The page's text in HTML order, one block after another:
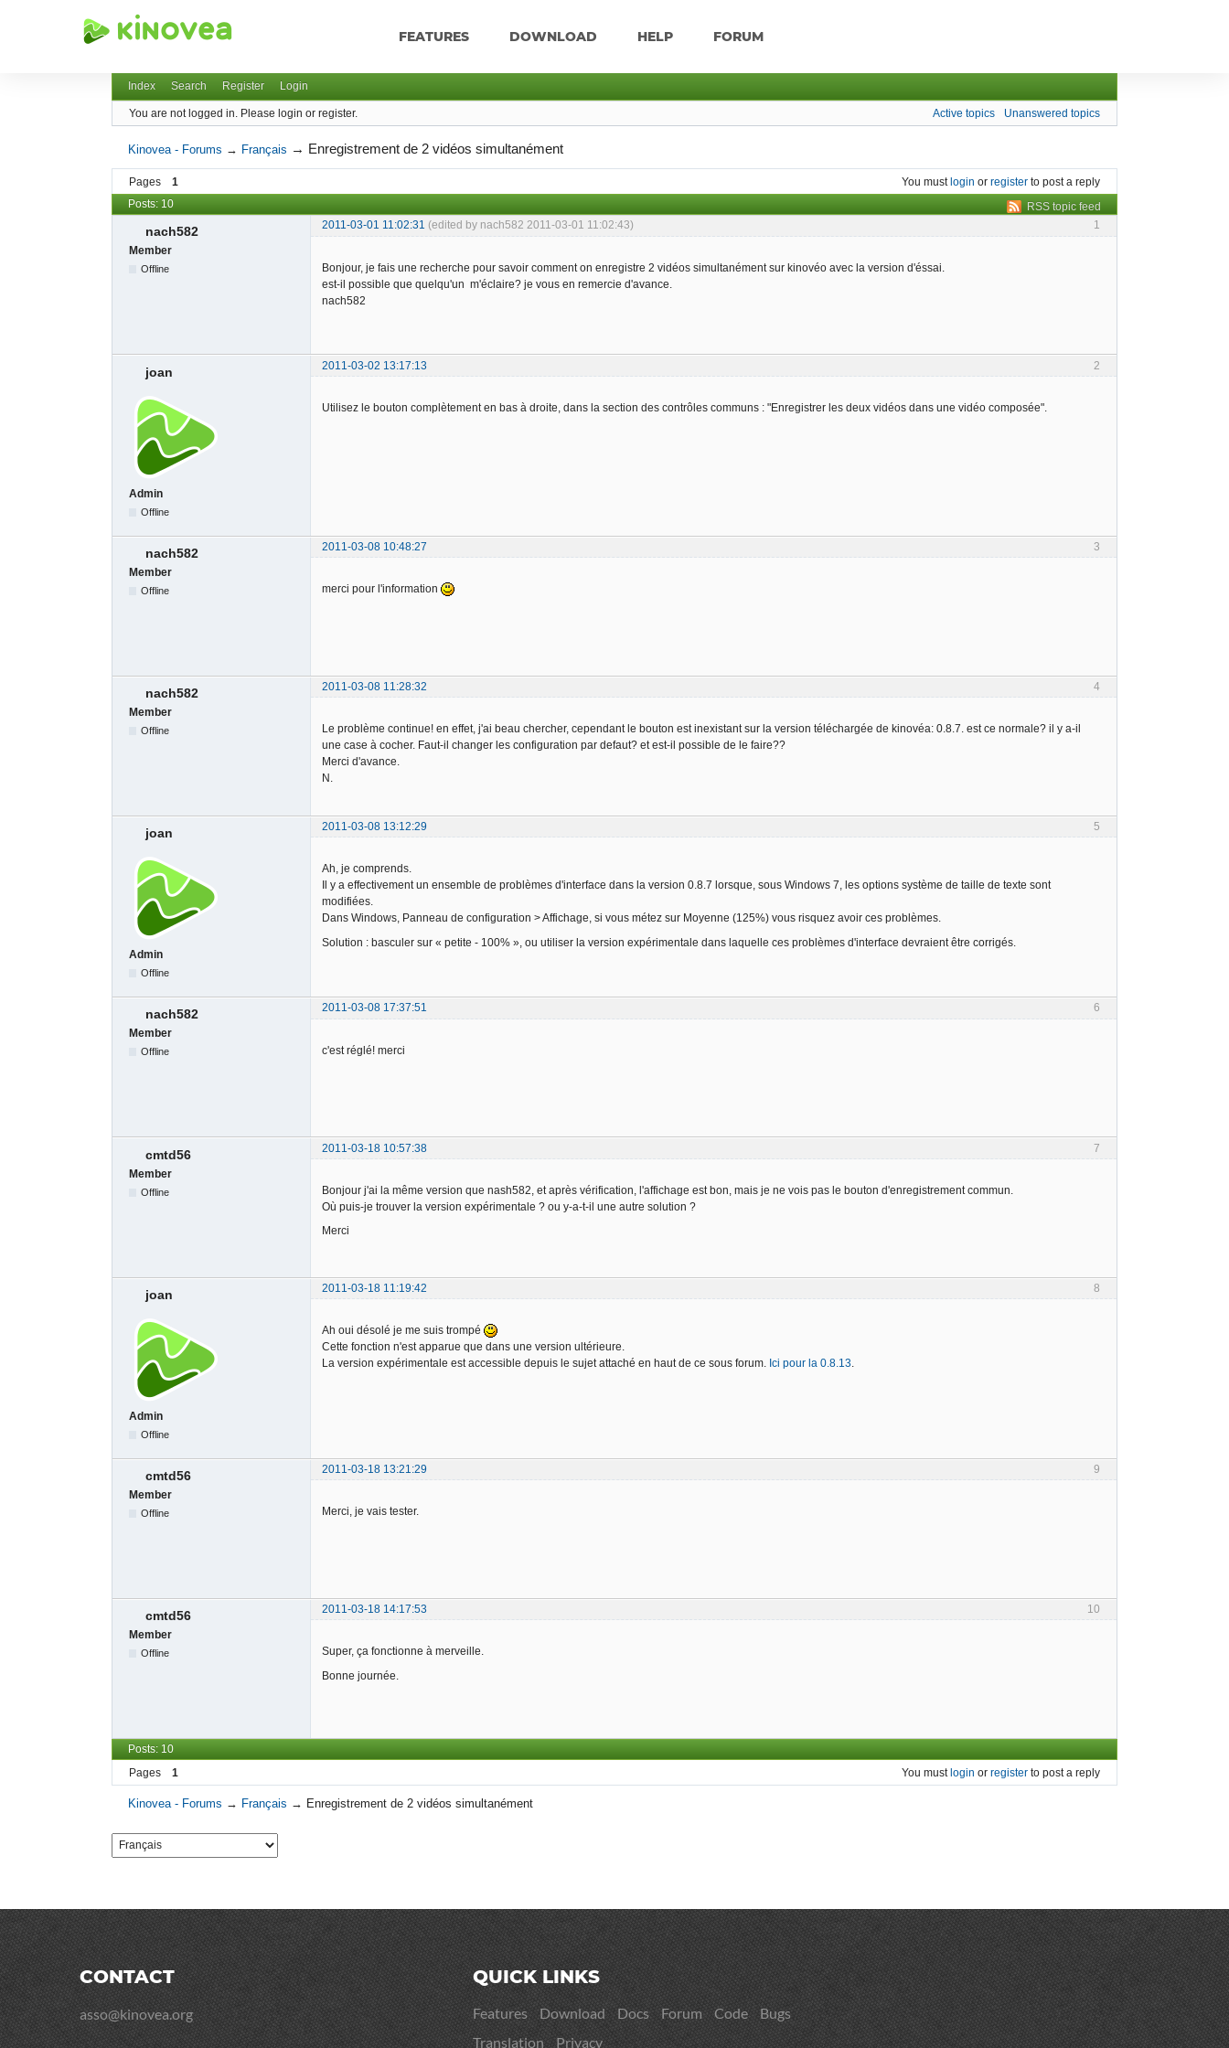
FEATURES DOWNLOAD HELP FORUM
Index Search Register Login
You are not logged in. Please login or register. Active topics Unanswered topics
Kinovea - Forums → Français → Enregistrement de 2 vidéos simultanément
Pages 1 You mustlogin or register to post a reply
RSS topic feed
Posts: 10
1
nach582 2011-03-01 11:02:31 (edited by nach582 2011-03-01 11:02:43)
Member
Offline
Bonjour, je fais une recherche pour savoir comment on enregistre 2 vidéos simultanément sur kinovéo avec la version d'éssai.
est-il possible que quelqu'un m'éclaire? je vous en remercie d'avance.
nach582
2
joan 2011-03-02 13:17:13
Admin
Offline
Utilisez le bouton complètement en bas à droite, dans la section des contrôles communs : "Enregistrer les deux vidéos dans une vidéo composée".
3
nach582
2011-03-08 10:48:27
Member
Offline merci pour l'information
4
nach582
2011-03-08 11:28:32
Member
Offline
Le problème continue! en effet, j'ai beau chercher, cependant le bouton est inexistant sur la version téléchargée de kinovéa: 0.8.7. est ce normale? il y a-il
une case à cocher. Faut-il changer les configuration par defaut? et est-il possible de le faire??
Merci d'avance.
N.
5
joan 2011-03-08 13:12:29
Admin
Offline
Ah, je comprends.
Il y a effectivement un ensemble de problèmes d'interface dans la version 0.8.7 lorsque, sous Windows 7, les options système de taille de texte sont
modifiées.
Dans Windows, Panneau de configuration > Affichage, si vous métez sur Moyenne (125%) vous risquez avoir ces problèmes.
Solution : basculer sur « petite - 100% », ou utiliser la version expérimentale dans laquelle ces problèmes d'interface devraient être corrigés.
6
nach582
2011-03-08 17:37:51
Member
Offline c'est réglé! merci
7
cmtd56
2011-03-18 10:57:38
Member
Offline
Bonjour j'ai la même version que nash582, et après vérification, l'affichage est bon, mais je ne vois pas le bouton d'enregistrement commun.
Où puis-je trouver la version expérimentale ? ou y-a-t-il une autre solution ?
Merci
8
joan 2011-03-18 11:19:42
Admin
Offline
Ah oui désolé je me suis trompé
Cette fonction n'est apparue que dans une version ultérieure.
La version expérimentale est accessible depuis le sujet attaché en haut de ce sous forum. Ici pour la 0.8.13.
9
cmtd56
2011-03-18 13:21:29
Member
Offline Merci, je vais tester.
10
cmtd56
2011-03-18 14:17:53
Member
Offline
Super, ça fonctionne à merveille.
Bonne journée.
Posts: 10
Pages
1 You mustlogin or register to post a reply
Kinovea - Forums → Français → Enregistrement de 2 vidéos simultanément
CONTACT
asso@kinovea.org
QUICK LINKS
Features Download Docs Forum Code
Bugs
Translation
Privacy